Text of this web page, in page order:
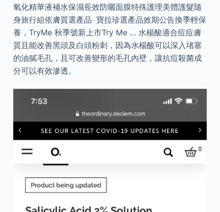
氧化精華液補水保濕長效防曬面膜特殊護理美體護髮隨
身旅行組依膚質選產品‧ 寶拉珍選產品效期公告換季輕保
養，TryMe 秋季號新上市Try Me … 水楊酸適合痘痘膚
質且能改善黑頭及白頭粉刺，因為水楊酸可以深入堵塞
的油膩毛孔，且可改善變形的毛孔內壁，讓抗痘殺菌成
分可以有效滲透。